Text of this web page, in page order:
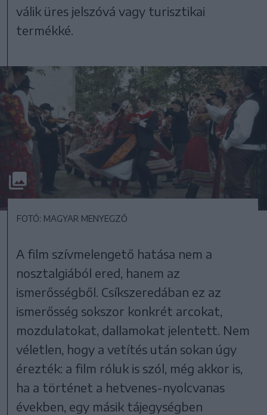
válik üres jelszóvá vagy turisztikai
termékké.
FOTÓ: MAGYAR MENYEGZŐ
A film szívmelengető hatása nem a
nosztalgiából ered, hanem az
ismerősségből. Csíkszeredában ez az
ismerősség sokszor konkrét arcokat,
mozdulatokat, dallamokat jelentett. Nem
véletlen, hogy a vetítés után sokan úgy
érezték: a film róluk is szól, még akkor is,
ha a történet a hetvenes-nyolcvanas
években, egy másik tájegységben